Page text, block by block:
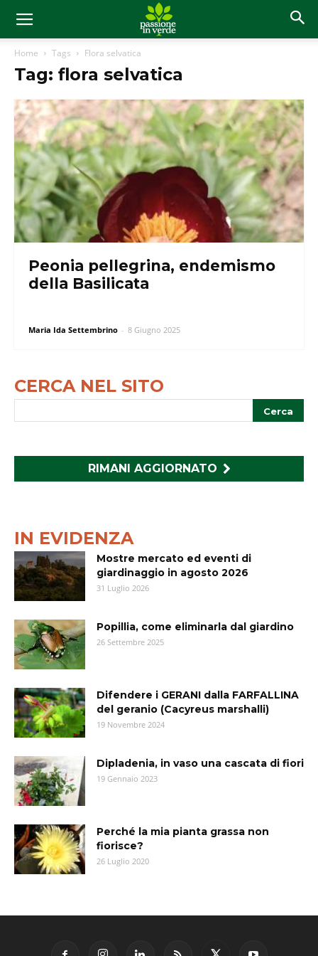
Home Tags Flora selvatica
Tag: flora selvatica
Peonia pellegrina, endemismo
della Basilicata
Maria Ida Settembrino - 8 Giugno 2025
CERCA NEL SITO
RIMANI AGGIORNATO
IN EVIDENZA
Mostre mercato ed eventi di
giardinaggio in agosto 2026
31 Luglio 2026
Popillia, come eliminarla dal giardino
26 Settembre 2025
Difendere i GERANI dalla FARFALLINA
del geranio (Cacyreus marshalli)
19 Novembre 2024
Dipladenia, in vaso una cascata di fiori
19 Gennaio 2023
Perché la mia pianta grassa non
fiorisce?
26 Luglio 2020